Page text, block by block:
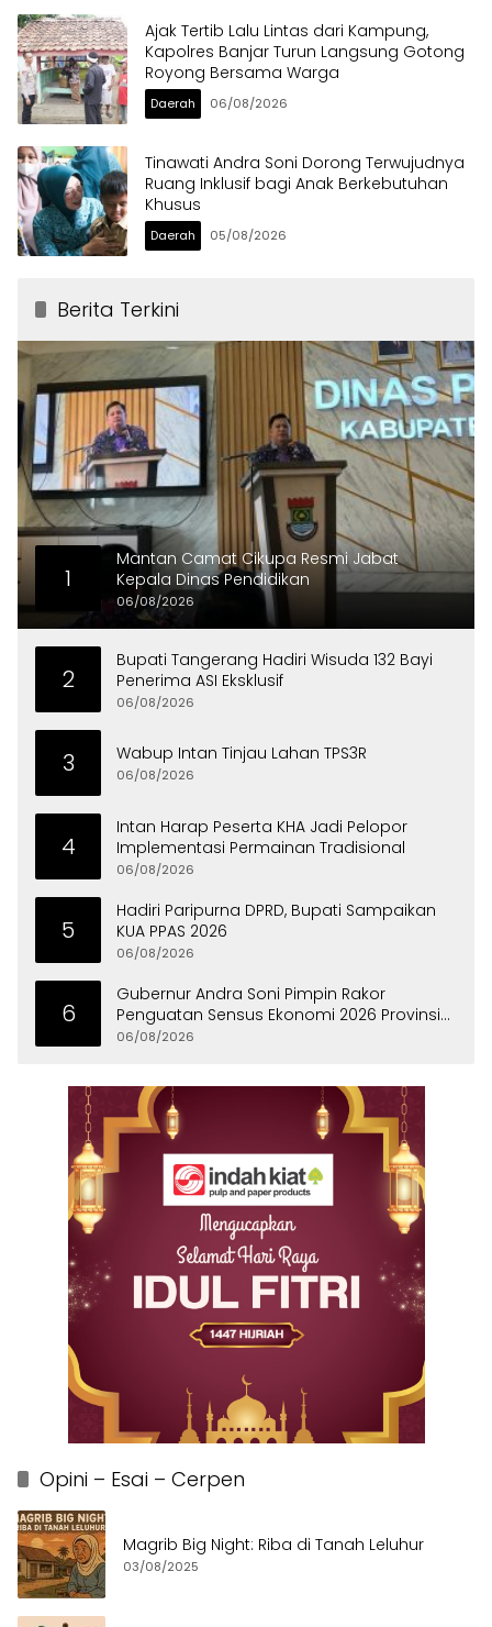
Ajak Tertib Lalu Lintas dari Kampung,
Kapolres Banjar Turun Langsung Gotong
Royong Bersama Warga
Daerah 06/08/2026
Tinawati Andra Soni Dorong Terwujudnya
Ruang Inklusif bagi Anak Berkebutuhan
Khusus
Daerah 05/08/2026
Berita Terkini
1
Mantan Camat Cikupa Resmi Jabat
Kepala Dinas Pendidikan
06/08/2026
2
Bupati Tangerang Hadiri Wisuda 132 Bayi
Penerima ASI Eksklusif
06/08/2026
3 Wabup Intan Tinjau Lahan TPS3R
06/08/2026
4
Intan Harap Peserta KHA Jadi Pelopor
Implementasi Permainan Tradisional
06/08/2026
5
Hadiri Paripurna DPRD, Bupati Sampaikan
KUA PPAS 2026
06/08/2026
6
Gubernur Andra Soni Pimpin Rakor
Penguatan Sensus Ekonomi 2026 Provinsi
Banten
06/08/2026
Opini – Esai – Cerpen
Magrib Big Night: Riba di Tanah Leluhur
03/08/2025